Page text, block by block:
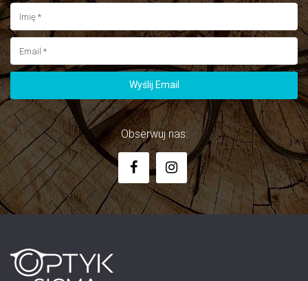
Wyślij Email
Wyślij Email
Obserwuj nas: